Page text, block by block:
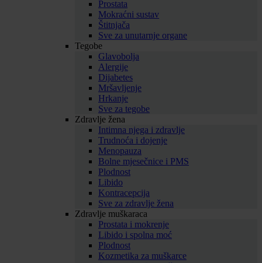
Prostata
Mokraćni sustav
Štitnjača
Sve za unutarnje organe
Tegobe
Glavobolja
Alergije
Dijabetes
Mršavljenje
Hrkanje
Sve za tegobe
Zdravlje žena
Intimna njega i zdravlje
Trudnoća i dojenje
Menopauza
Bolne mjesečnice i PMS
Plodnost
Libido
Kontracepcija
Sve za zdravlje žena
Zdravlje muškaraca
Prostata i mokrenje
Libido i spolna moć
Plodnost
Kozmetika za muškarce